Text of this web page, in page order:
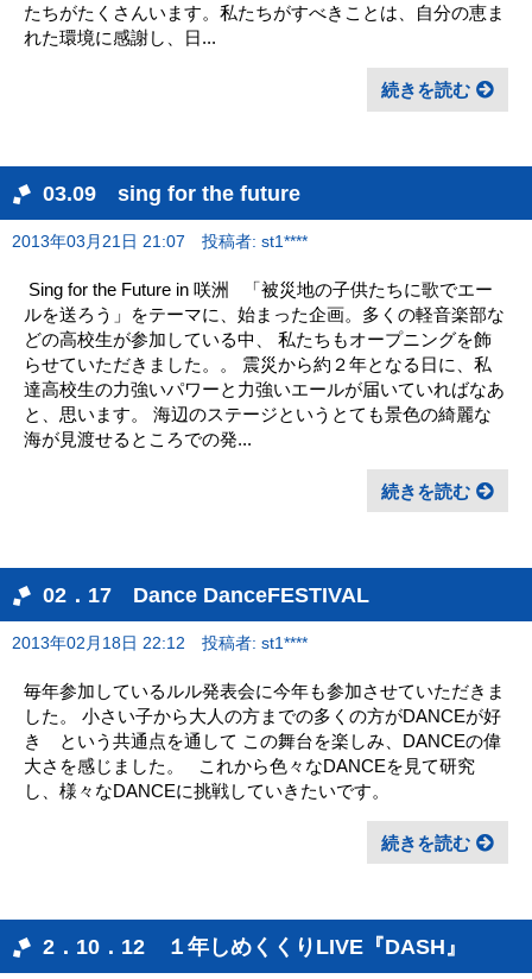
たちがたくさんいます。私たちがすべきことは、自分の恵ま
れた環境に感謝し、日...
続きを読む
03.09 sing for the future
2013年03月21日 21:07 投稿者: st1****
Sing for the Future in 咲洲 「被災地の子供たちに歌でエー
ルを送ろう」をテーマに、始まった企画。多くの軽音楽部な
どの高校生が参加している中、 私たちもオープニングを飾
らせていただきました。。 震災から約２年となる日に、私
達高校生の力強いパワーと力強いエールが届いていればなあ
と、思います。 海辺のステージというとても景色の綺麗な
海が見渡せるところでの発...
続きを読む
02．17 Dance DanceFESTIVAL
2013年02月18日 22:12 投稿者: st1****
毎年参加しているルル発表会に今年も参加させていただきま
した。 小さい子から大人の方までの多くの方がDANCEが好
き という共通点を通して この舞台を楽しみ、DANCEの偉
大さを感じました。 これから色々なDANCEを見て研究
し、様々なDANCEに挑戦していきたいです。
続きを読む
2．10．12 １年しめくくりLIVE『DASH』